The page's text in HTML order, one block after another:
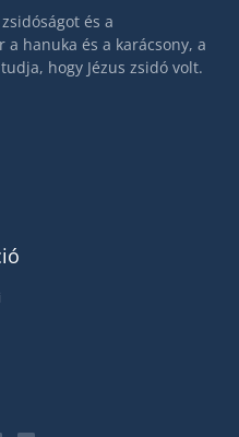
és a
a hanuka és a karácsony, a
hogy Jézus zsidó volt.